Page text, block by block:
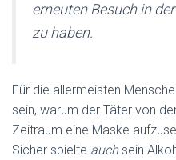
erneuten Besuch in
zu haben.
Für die allermeisten
sein, warum der Täter von
Zeitraum eine Maske
Sicher spielte auchsein